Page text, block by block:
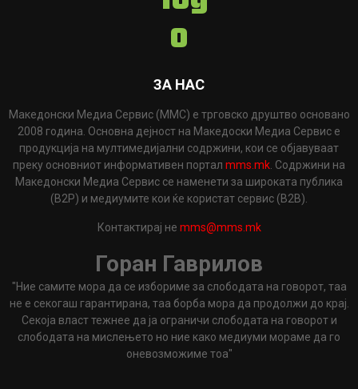
ЗА НАС
Македонски Медиа Сервис (ММС) е трговско друштво основано
2008 година. Основна дејност на Македоски Медиа Сервис е
продукција на мултимедијални содржини, кои се објавуваат
преку основниот информативен портал mms.mk . Содржини на
Македонски Медиа Сервис се наменети за широката публика
(B2P) и медиумите кои ќе користат сервис (B2B).
Контактирај не mms@mms.mk
Горан Гаврилов
"Ние самите мора да се избориме за слободата на говорот, таа
не е секогаш гарантирана, таа борба мора да продолжи до крај.
Секоја власт тежнее да ја ограничи слободата на говорот и
слободата на мислењето но ние како медиуми мораме да го
оневозможиме тоа"